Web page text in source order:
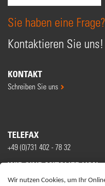
Sie haben eine Frage?
Kontaktieren Sie uns!
KONTAKT
Schreiben Sie uns
TELEFAX
+49 (0)731 402 - 78 32
WIR SIND MITGLIED VON